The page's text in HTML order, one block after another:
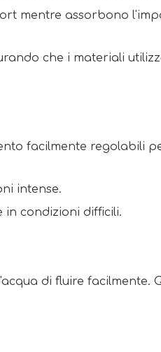
mentre assorbono
che i materiali
facilmente regolabili
intense.
in condizioni difficili.
di fluire facilmente.